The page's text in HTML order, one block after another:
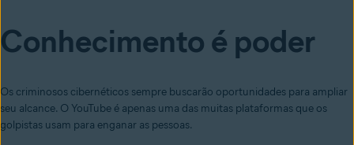
Conhecimento é poder
Os criminosos cibernéticos sempre buscarão oportunidades para ampliar
seu alcance. O YouTube é apenas uma das muitas plataformas que os
golpistas usam para enganar as pessoas.